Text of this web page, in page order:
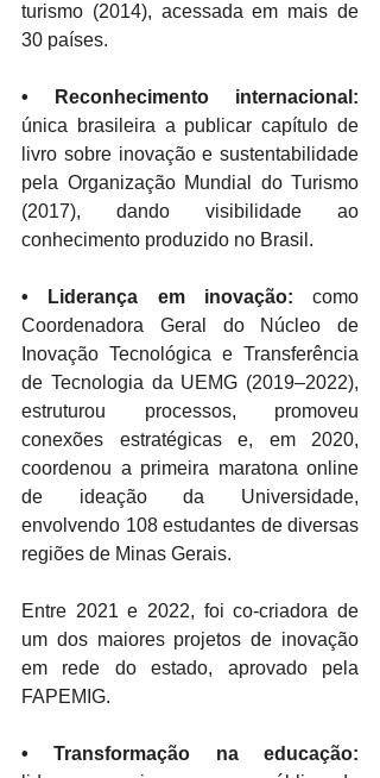
turismo (2014), acessada em mais de
30 países.
• Reconhecimento internacional:
única brasileira a publicar capítulo de
livro sobre inovação e sustentabilidade
pela Organização Mundial do Turismo
(2017), dando visibilidade ao
conhecimento produzido no Brasil.
• Liderança em inovação: como
Coordenadora Geral do Núcleo de
Inovação Tecnológica e Transferência
de Tecnologia da UEMG (2019–2022),
estruturou processos, promoveu
conexões estratégicas e, em 2020,
coordenou a primeira maratona online
de ideação da Universidade,
envolvendo 108 estudantes de diversas
regiões de Minas Gerais.
Entre 2021 e 2022, foi co-criadora de
um dos maiores projetos de inovação
em rede do estado, aprovado pela
FAPEMIG.
• Transformação na educação: